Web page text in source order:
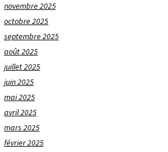
novembre 2025
octobre 2025
septembre 2025
août 2025
juillet 2025
juin 2025
mai 2025
avril 2025
mars 2025
février 2025